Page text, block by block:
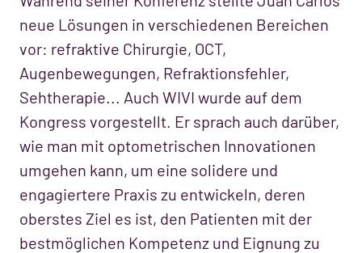
neue Lösungen in verschiedenen Bereichen
vor: refraktive Chirurgie, OCT,
Augenbewegungen, Refraktionsfehler,
Sehtherapie... Auch WIVI wurde auf dem
Kongress vorgestellt. Er sprach auch darüber,
wie man mit optometrischen Innovationen
umgehen kann, um eine solidere und
engagiertere Praxis zu entwickeln, deren
oberstes Ziel es ist, den Patienten mit der
bestmöglichen Kompetenz und Eignung zu